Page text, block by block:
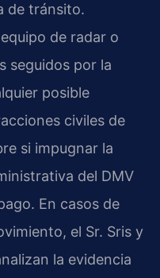
de tránsito.
de radar o
seguidos por la
posible
civiles de
si impugnar la
del DMV
En casos de
el Sr. Sris y
la evidencia